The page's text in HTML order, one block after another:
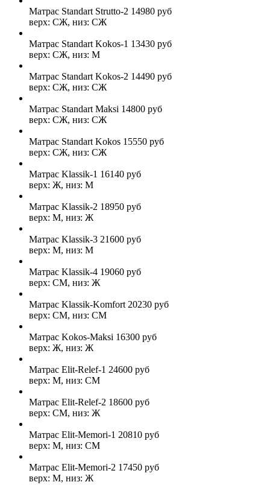
Матрас Standart Strutto-2 14980 руб
верх: СЖ, низ: СЖ
Матрас Standart Kokos-1 13430 руб
верх: СЖ, низ: М
Матрас Standart Kokos-2 14490 руб
верх: СЖ, низ: СЖ
Матрас Standart Maksi 14800 руб
верх: СЖ, низ: СЖ
Матрас Standart Kokos 15550 руб
верх: СЖ, низ: СЖ
Матрас Klassik-1 16140 руб
верх: Ж, низ: М
Матрас Klassik-2 18950 руб
верх: М, низ: Ж
Матрас Klassik-3 21600 руб
верх: М, низ: М
Матрас Klassik-4 19060 руб
верх: СМ, низ: Ж
Матрас Klassik-Komfort 20230 руб
верх: СМ, низ: СМ
Матрас Kokos-Maksi 16300 руб
верх: Ж, низ: Ж
Матрас Elit-Relef-1 24600 руб
верх: М, низ: СМ
Матрас Elit-Relef-2 18600 руб
верх: СМ, низ: Ж
Матрас Elit-Memori-1 20810 руб
верх: М, низ: СМ
Матрас Elit-Memori-2 17450 руб
верх: М, низ: Ж